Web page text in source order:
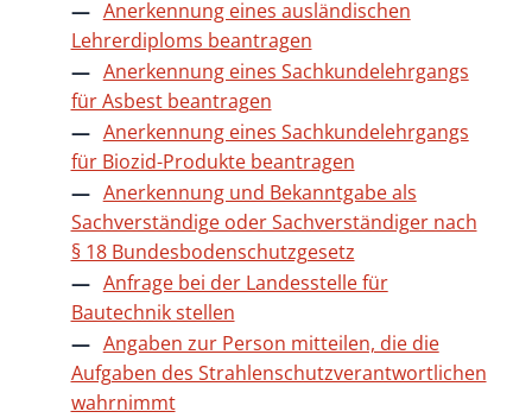
Anerkennung eines ausländischen
Lehrerdiploms beantragen
Anerkennung eines Sachkundelehrgangs
für Asbest beantragen
Anerkennung eines Sachkundelehrgangs
für Biozid-Produkte beantragen
Anerkennung und Bekanntgabe als
Sachverständige oder Sachverständiger nach
§ 18 Bundesbodenschutzgesetz
Anfrage bei der Landesstelle für
Bautechnik stellen
Angaben zur Person mitteilen, die die
Aufgaben des Strahlenschutzverantwortlichen
wahrnimmt